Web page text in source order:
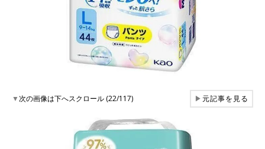
▼次の画像は下へスクロール (22/117) ▶元記事を見る